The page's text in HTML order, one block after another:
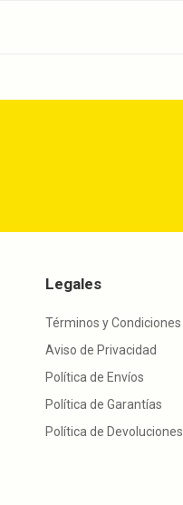
Legales
Términos y Condiciones
Aviso de Privacidad
Política de Envíos
Política de Garantías
Política de Devoluciones